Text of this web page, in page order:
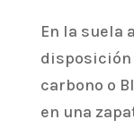
En la suela
disposición
carbono o
en una